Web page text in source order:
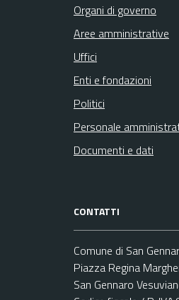
Organi di governo
Aree amministrative
Uffici
Enti e fondazioni
Politici
Personale
Documenti e dati
CONTATTI
Comune di San
Piazza Regina
San Gennaro